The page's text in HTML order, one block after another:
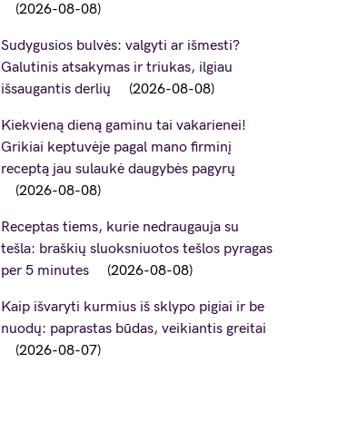
2026-08-08
Sudygusios bulvės: valgyti ar išmesti?
Galutinis atsakymas ir triukas, ilgiau
išsaugantis derlių
2026-08-08
Kiekvieną dieną gaminu tai vakarienei!
Grikiai keptuvėje pagal mano firminį
receptą jau sulaukė daugybės pagyrų
2026-08-08
Receptas tiems, kurie nedraugauja su
tešla: braškių sluoksniuotos tešlos pyragas
per 5 minutes
2026-08-08
Kaip išvaryti kurmius iš sklypo pigiai ir be
nuodų: paprastas būdas, veikiantis greitai
2026-08-07